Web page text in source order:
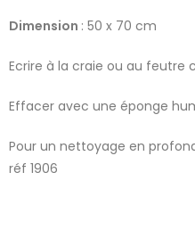
Dimension : 50 x 70 cm
Ecrire à la craie ou au feutre
Effacer avec une éponge
Pour un nettoyage en
réf 1906